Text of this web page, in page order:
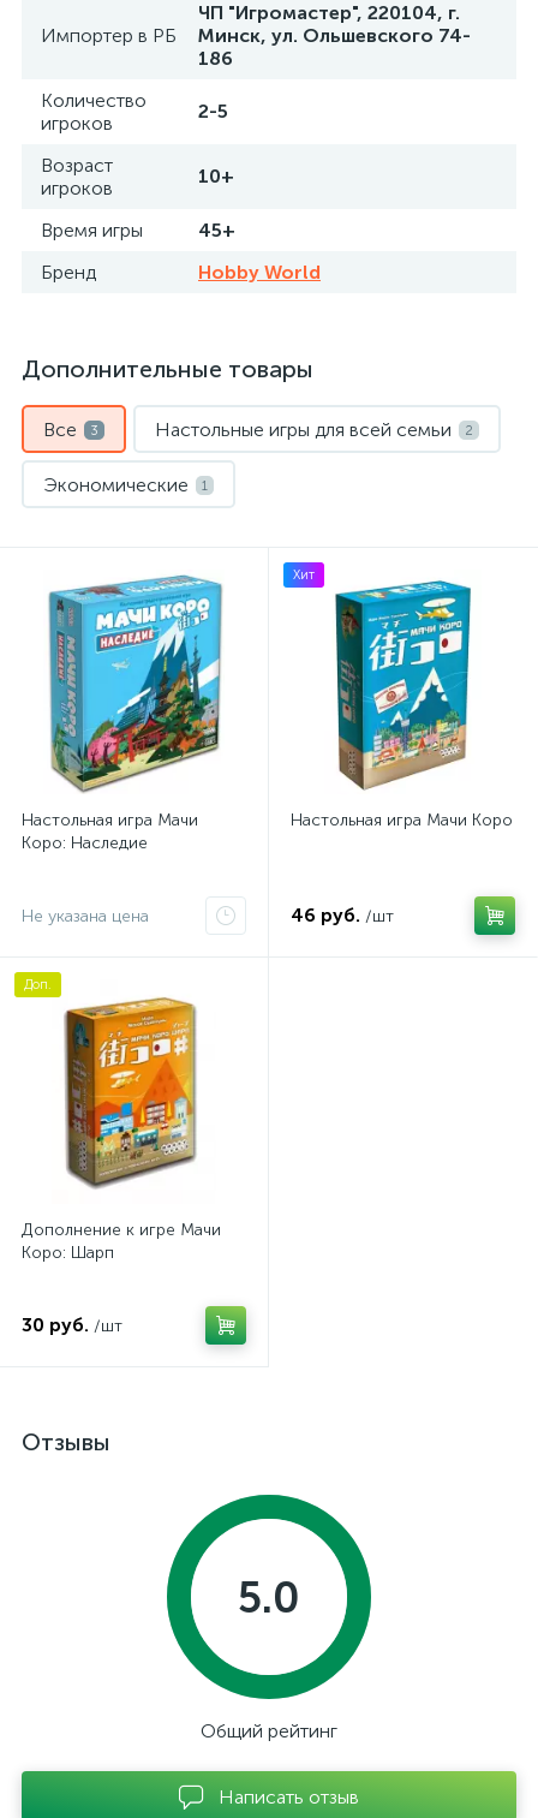
Импортер в РБ
ЧП "Игромастер", 220104, г.
Минск, ул. Ольшевского 74-
186
Количество
игроков
2-5
Возраст
игроков
10+
Время игры
45+
Бренд
Hobby World
Дополнительные товары
Все 3 Настольные игры для всей семьи 2
Экономические 1
Настольная игра Мачи
Коро: Наследие
Не указана цена
Хит
Настольная игра Мачи Коро
46 руб. /шт
Доп.
Дополнение к игре Мачи
Коро: Шарп
30 руб. /шт
Отзывы
5.0
Общий рейтинг
Написать отзыв